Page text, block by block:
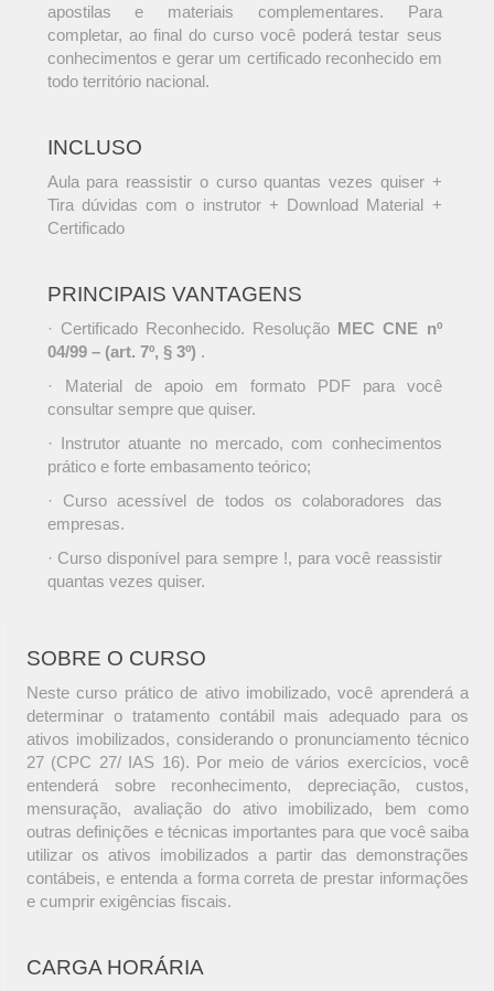
apostilas e materiais complementares. Para
completar, ao final do curso você poderá testar seus
conhecimentos e gerar um certificado reconhecido em
todo território nacional.
INCLUSO
Aula para reassistir o curso quantas vezes quiser +
Tira dúvidas com o instrutor + Download Material +
Certificado
PRINCIPAIS VANTAGENS
· Certificado Reconhecido. Resolução MEC CNE nº
04/99 – (art. 7º, § 3º) .
· Material de apoio em formato PDF para você
consultar sempre que quiser.
· Instrutor atuante no mercado, com conhecimentos
prático e forte embasamento teórico;
· Curso acessível de todos os colaboradores das
empresas.
· Curso disponível para sempre !, para você reassistir
quantas vezes quiser.
SOBRE O CURSO
Neste curso prático de ativo imobilizado, você aprenderá a
determinar o tratamento contábil mais adequado para os
ativos imobilizados, considerando o pronunciamento técnico
27 (CPC 27/ IAS 16). Por meio de vários exercícios, você
entenderá sobre reconhecimento, depreciação, custos,
mensuração, avaliação do ativo imobilizado, bem como
outras definições e técnicas importantes para que você saiba
utilizar os ativos imobilizados a partir das demonstrações
contábeis, e entenda a forma correta de prestar informações
e cumprir exigências fiscais.
CARGA HORÁRIA